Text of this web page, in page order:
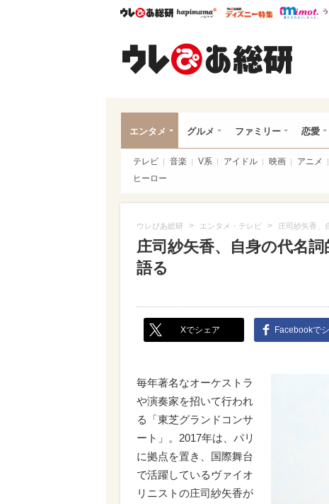
ウレぴあ総研ハピママ* ウレぴあ
エンタメ グルメ ファミリー 恋愛
テレビ 音楽 V系 アイドル 映画 アニメ
ヒーロー
ウレぴあ総研 > エンタメ・テレビ > 庄司紗矢香、
庄司紗矢香、自身の代名
語る
Xでシェア Facebookで
毎年著名なオーケストラ
や演奏家を招いて行われ
る「東芝グランドコンサ
ート」。2017年は、パリ
に拠点を置き、国際舞台
で活躍しているヴァイオ
リニストの庄司紗矢香が